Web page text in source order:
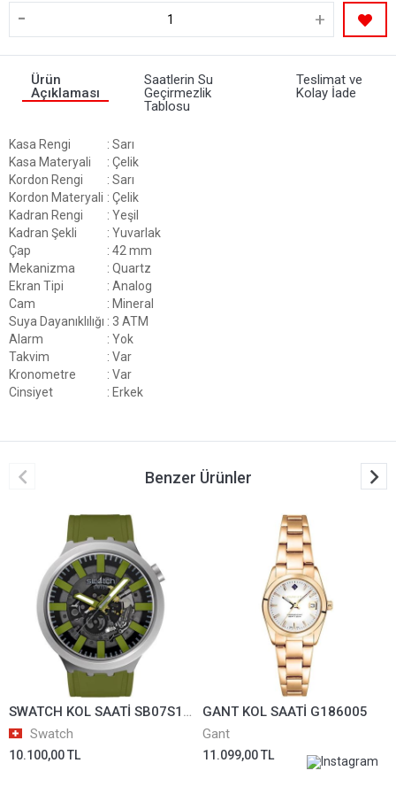
- +
Ürün
Açıklaması
Saatlerin Su
Geçirmezlik
Tablosu
Teslimat ve
Kolay İade
Kasa Rengi
: Sarı
Kasa Materyali
: Çelik
Kordon Rengi
: Sarı
Kordon Materyali : Çelik
Kadran Rengi
: Yeşil
Kadran Şekli
: Yuvarlak
Çap
: 42 mm
Mekanizma
: Quartz
Ekran Tipi
: Analog
Cam
: Mineral
Suya Dayanıklılığı : 3 ATM
Alarm
: Yok
Takvim
: Var
Kronometre
: Var
Cinsiyet
: Erkek
Benzer Ürünler
SWATCH KOL SAATİ SB07S118
Swatch
10.100,00 TL
GANT KOL SAATİ G186005
Gant
11.099,00 TL